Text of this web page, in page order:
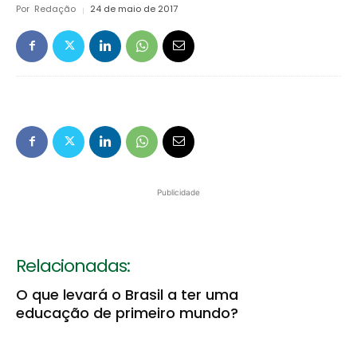
Por Redação 24 de maio de 2017
Publicidade
Relacionadas:
O que levará o Brasil a ter uma
educação de primeiro mundo?